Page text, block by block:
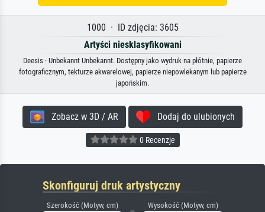
1000 · ID zdjęcia: 3605
Artyści niesklasyfikowani
Deesis · Unbekannt Unbekannt. Dostępny jako wydruk na płótnie, papierze
fotograficznym, tekturze akwarelowej, papierze niepowlekanym lub papierze
japońskim.
Zobacz w 3D / AR Dodaj do ulubionych
0 Recenzje
Skonfiguruj druk artystyczny
Szerokość (Motyw, cm) Wysokość (Motyw, cm)